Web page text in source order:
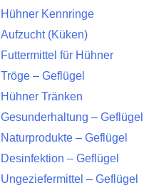
Hühner Kennringe
Aufzucht (Küken)
Futtermittel für Hühner
Tröge – Geflügel
Hühner Tränken
Gesunderhaltung – Geflügel
Naturprodukte – Geflügel
Desinfektion – Geflügel
Ungeziefermittel – Geflügel